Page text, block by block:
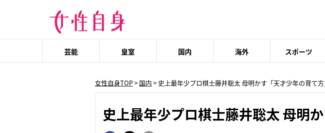
芸能 皇室 国内 海外 スポーツ
女性自身TOP> 国内 > 史上最年少プロ棋士藤井聡太 母明かす「天才少年の育て方
史上最年少プロ棋士藤井聡太 母明